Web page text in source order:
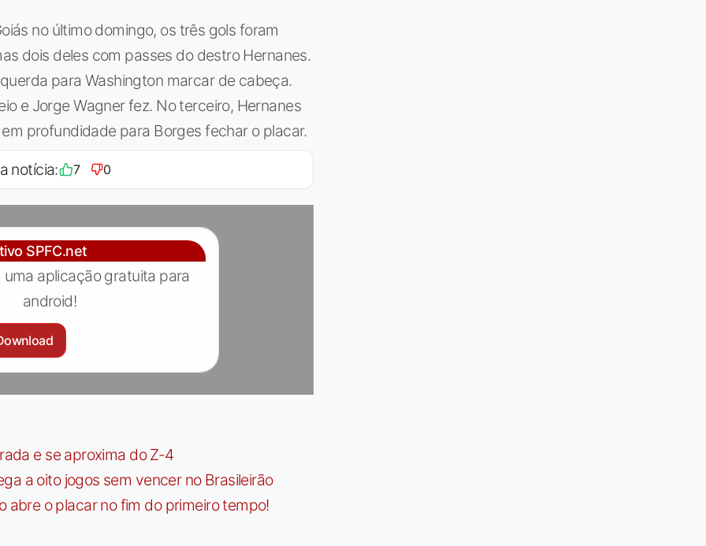
no último domingo, os três gols foram
dois deles com passes do destro Hernanes.
para Washington marcar de cabeça.
e Jorge Wagner fez. No terceiro, Hernanes
profundidade para Borges fechar o placar.
notícia: 7 0
SPFC.net
uma aplicação gratuita para
android!
e se aproxima do Z-4
a oito jogos sem vencer no Brasileirão
abre o placar no fim do primeiro tempo!